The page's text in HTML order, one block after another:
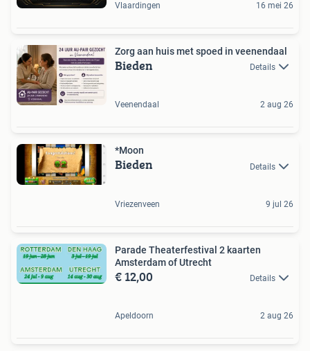
Vlaardingen 16 mei 26
Zorg aan huis met spoed in veenendaal
Bieden Details
Veenendaal 2 aug 26
*Moon
Bieden Details
Vriezenveen 9 jul 26
Parade Theaterfestival 2 kaarten
Amsterdam of Utrecht
€ 12,00 Details
Apeldoorn 2 aug 26